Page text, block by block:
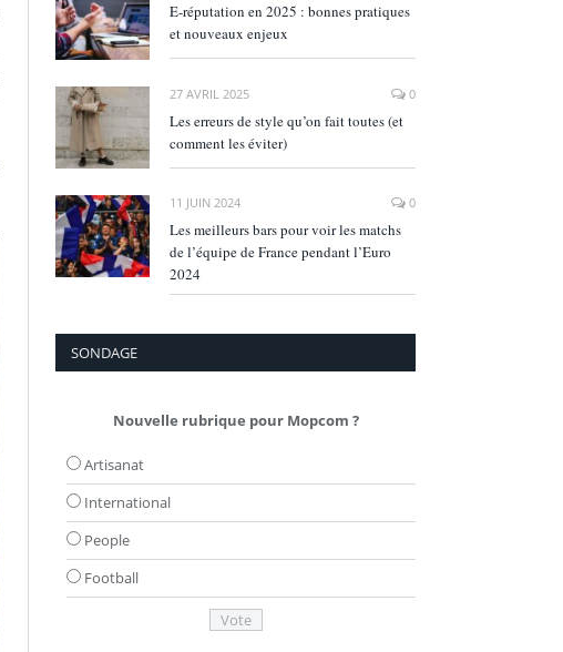
E‑réputation en 2025 : bonnes pratiques
et nouveaux enjeux
27 AVRIL 2025 0
Les erreurs de style qu’on fait toutes (et
comment les éviter)
11 JUIN 2024 0
Les meilleurs bars pour voir les matchs
de l’équipe de France pendant l’Euro
2024
SONDAGE
Nouvelle rubrique pour Mopcom ?
Artisanat
International
People
Football